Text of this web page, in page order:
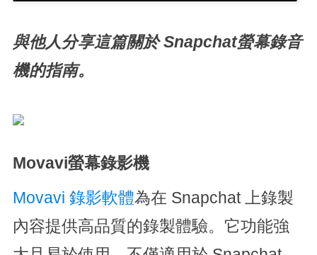
與他人分享這篇關於 Snapchat螢幕錄音
機的指南。
Movavi螢幕錄影機
Movavi 錄影軟體為在 Snapchat 上錄製
內容提供高品質的錄製體驗。它功能強